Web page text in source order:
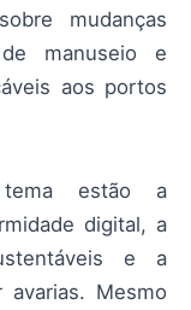
mudanças
manuseio e
aos portos
estão a
digital, a
e a
Mesmo